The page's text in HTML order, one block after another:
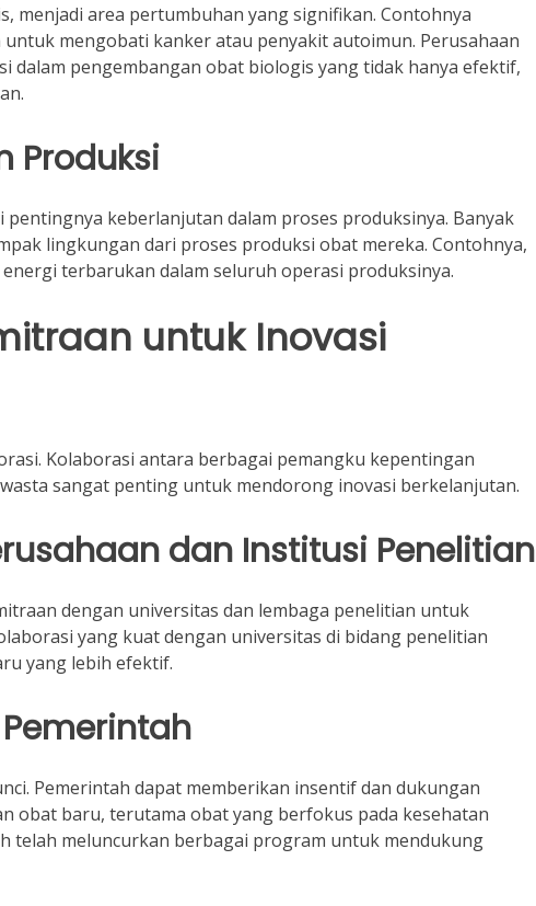
menjadi area pertumbuhan yang signifikan. Contohnya
mengobati kanker atau penyakit autoimun. Perusahaan
dalam pengembangan obat biologis yang tidak hanya efektif,
Produksi
keberlanjutan dalam proses produksinya. Banyak
lingkungan dari proses produksi obat mereka. Contohnya,
terbarukan dalam seluruh operasi produksinya.
untuk Inovasi
Kolaborasi antara berbagai pemangku kepentingan
sangat penting untuk mendorong inovasi berkelanjutan.
dan Institusi Penelitian
dengan universitas dan lembaga penelitian untuk
yang kuat dengan universitas di bidang penelitian
yang lebih efektif.
Pemerintah dapat memberikan insentif dan dukungan
obat baru, terutama obat yang berfokus pada kesehatan
telah meluncurkan berbagai program untuk mendukung